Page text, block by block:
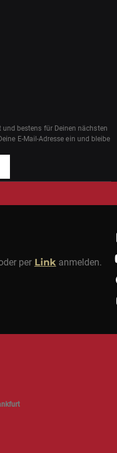
bestens für Deinen nächsten
E-Mail-Adresse ein und bleibe
per Linkanmelden.